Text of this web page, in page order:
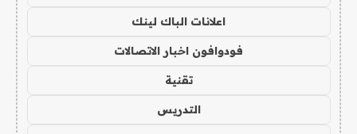
اعلانات الباك لينك
فودوافون اخبار الاتصالات
تقنية
التدريس